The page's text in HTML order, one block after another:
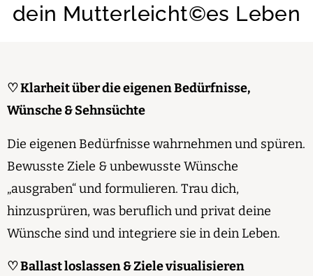
dein Mutterleicht©es Leben
♡ Klarheit über die eigenen Bedürfnisse,
Wünsche & Sehnsüchte
Die eigenen Bedürfnisse wahrnehmen und spüren.
Bewusste Ziele & unbewusste Wünsche
„ausgraben“ und formulieren. Trau dich,
hinzusprüren, was beruflich und privat deine
Wünsche sind und integriere sie in dein Leben.
♡ Ballast loslassen & Ziele visualisieren